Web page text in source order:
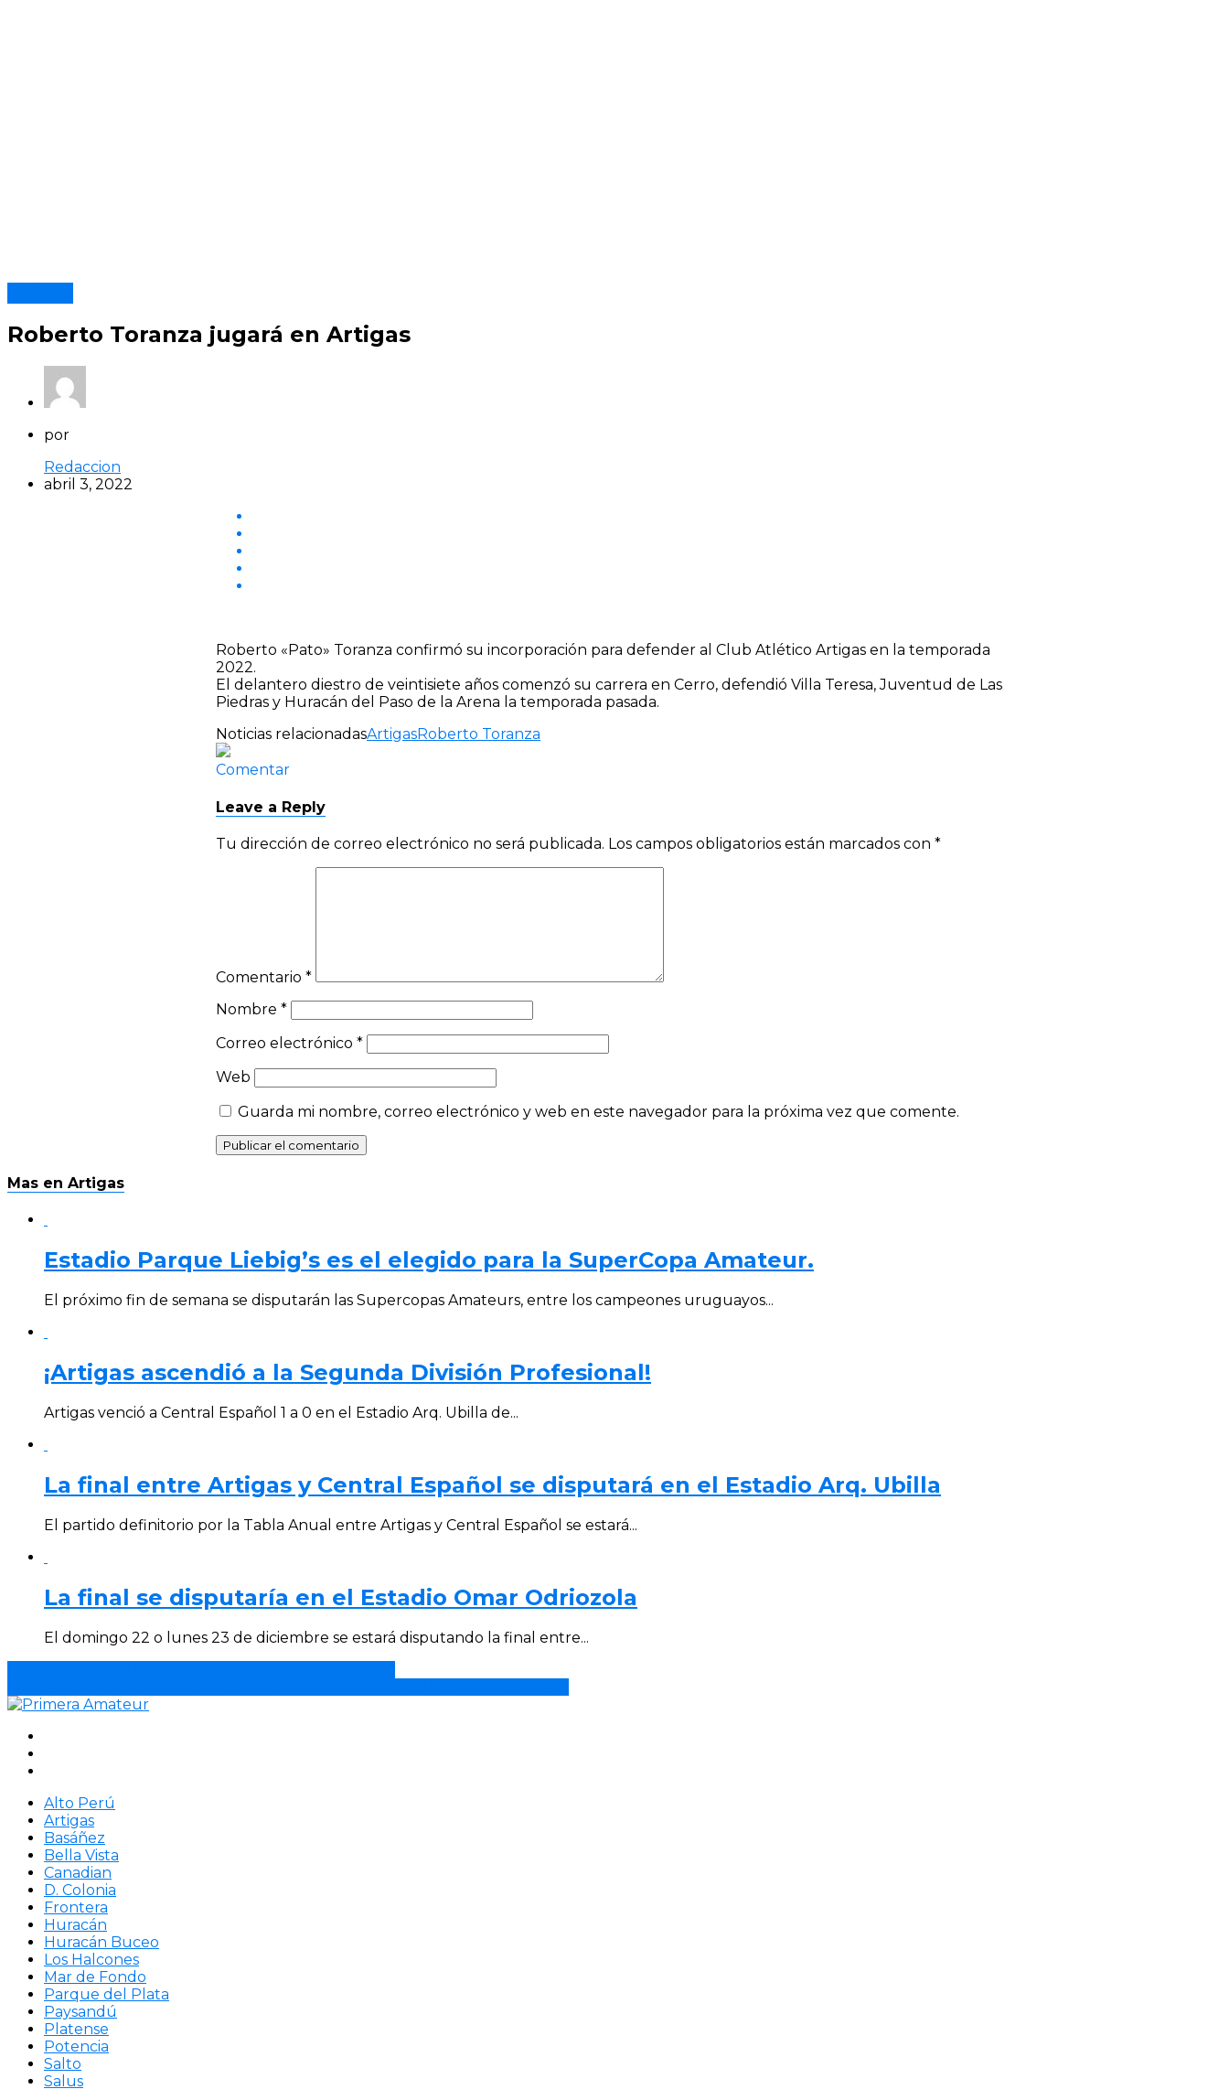
Roberto Toranza jugará en Artigas
por
Redaccion
abril 3, 2022
Roberto «Pato» Toranza confirmó su incorporación para defender al Club Atlético Artigas en la temporada
2022.
El delantero diestro de veintisiete años comenzó su carrera en Cerro, defendió Villa Teresa, Juventud de Las
Piedras y Huracán del Paso de la Arena la temporada pasada.
Noticias relacionadasArtigasRoberto Toranza
Comentar
Leave a Reply
Tu dirección de correo electrónico no será publicada. Los campos obligatorios están marcados con *
Comentario *
Nombre *
Correo electrónico *
Web
Guarda mi nombre, correo electrónico y web en este navegador para la próxima vez que comente.
Mas en Artigas
Estadio Parque Liebig’s es el elegido para la SuperCopa Amateur.
El próximo fin de semana se disputarán las Supercopas Amateurs, entre los campeones uruguayos...
¡Artigas ascendió a la Segunda División Profesional!
Artigas venció a Central Español 1 a 0 en el Estadio Arq. Ubilla de...
La final entre Artigas y Central Español se disputará en el Estadio Arq. Ubilla
El partido definitorio por la Tabla Anual entre Artigas y Central Español se estará...
La final se disputaría en el Estadio Omar Odriozola
El domingo 22 o lunes 23 de diciembre se estará disputando la final entre...
Alto Perú
Artigas
Basáñez
Bella Vista
Canadian
D. Colonia
Frontera
Huracán
Huracán Buceo
Los Halcones
Mar de Fondo
Parque del Plata
Paysandú
Platense
Potencia
Salto
Salus